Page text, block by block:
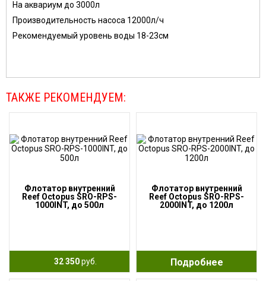
На аквариум до 3000л
Производительность насоса 12000л/ч
Рекомендуемый уровень воды 18-23см
ТАКЖЕ РЕКОМЕНДУЕМ:
Флотатор внутренний
Reef Octopus SRO-RPS-
1000INT, до 500л
32 350руб.
Флотатор внутренний
Reef Octopus SRO-RPS-
2000INT, до 1200л
Подробнее